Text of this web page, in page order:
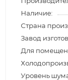
Наличие:
Страна
Завод
Для
Уровень